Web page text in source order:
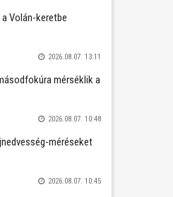
Volán-keretbe
2026.08.07. 13:11
mérséklik a
2026.08.07. 10:48
méréseket
2026.08.07. 10:45